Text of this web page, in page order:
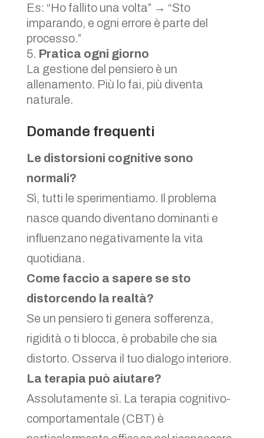
Es: “Ho fallito una volta” → “Sto
imparando, e ogni errore è parte del
processo.”
Pratica ogni giorno
La gestione del pensiero è un
allenamento. Più lo fai, più diventa
naturale.
Domande frequenti
Le distorsioni cognitive sono
normali?
Sì, tutti le sperimentiamo. Il problema
nasce quando diventano dominanti e
influenzano negativamente la vita
quotidiana.
Come faccio a sapere se sto
distorcendo la realtà?
Se un pensiero ti genera sofferenza,
rigidità o ti blocca, è probabile che sia
distorto. Osserva il tuo dialogo interiore.
La terapia può aiutare?
Assolutamente sì. La terapia cognitivo-
comportamentale (CBT) è